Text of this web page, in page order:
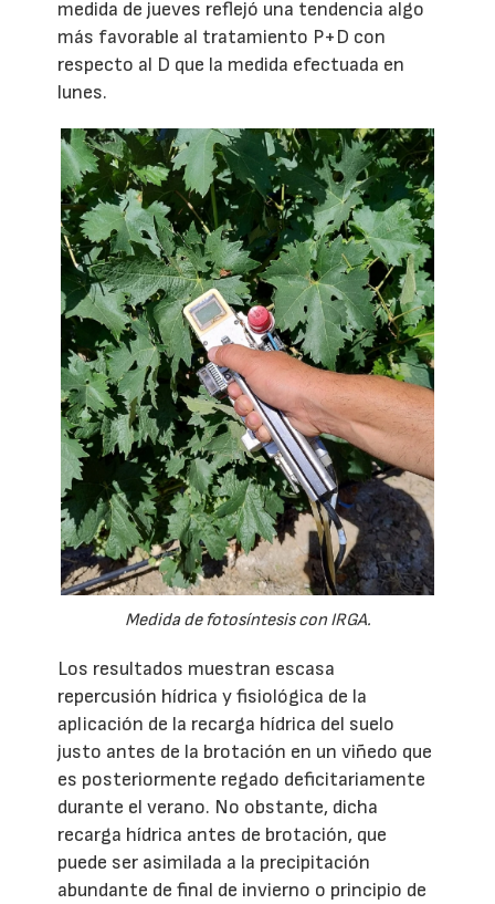
medida de jueves reflejó una tendencia algo
más favorable al tratamiento P+D con
respecto al D que la medida efectuada en
lunes.
Medida de fotosíntesis con IRGA.
Los resultados muestran escasa
repercusión hídrica y fisiológica de la
aplicación de la recarga hídrica del suelo
justo antes de la brotación en un viñedo que
es posteriormente regado deficitariamente
durante el verano. No obstante, dicha
recarga hídrica antes de brotación, que
puede ser asimilada a la precipitación
abundante de final de invierno o principio de